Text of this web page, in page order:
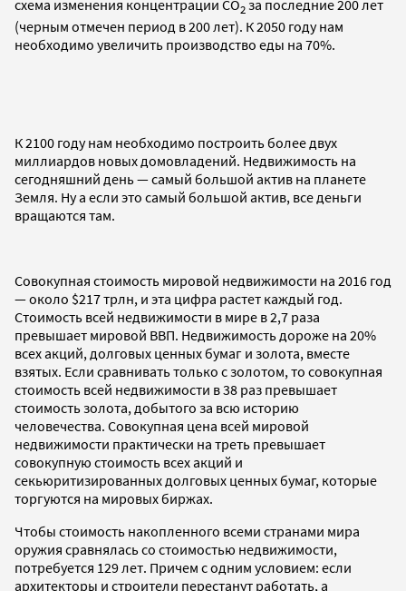
схема изменения концентрации CO2за последние 200 лет
(черным отмечен период в 200 лет). К 2050 году нам
необходимо увеличить производство еды на 70%.
К2100 году нам необходимо построить более двух
миллиардов новых домовладений. Недвижимость на
сегодняшний день — самый большой актив на планете
Земля. Ну а если это самый большой актив, все деньги
вращаются там.
Совокупная стоимость мировой недвижимости на 2016 год
— около $217 трлн, и эта цифра растет каждый год.
Стоимость всей недвижимости в мире в 2,7 раза
превышает мировой ВВП. Недвижимость дороже на 20%
всех акций, долговых ценных бумаг и золота, вместе
взятых. Если сравнивать только с золотом, то совокупная
стоимость всей недвижимости в 38 раз превышает
стоимость золота, добытого за всю историю
человечества. Совокупная цена всей мировой
недвижимости практически на треть превышает
совокупную стоимость всех акций и
секьюритизированных долговых ценных бумаг, которые
торгуются на мировых биржах.
Чтобы стоимость накопленного всеми странами мира
оружия сравнялась со стоимостью недвижимости,
потребуется 129 лет. Причем с одним условием: если
архитекторы и строители перестанут работать, а